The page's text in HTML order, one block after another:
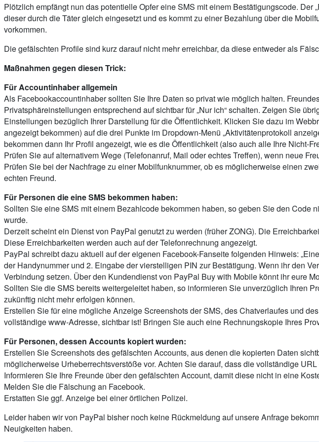
Plötzlich empfängt nun das potentielle Opfer eine SMS mit einem Bestätigungscode.
dieser durch die Täter gleich eingesetzt und es kommt zu einer Bezahlung über die
vorkommen.
Die gefälschten Profile sind kurz darauf nicht mehr erreichbar, da diese entweder als
Maßnahmen gegen diesen Trick:
Für Accountinhaber allgemein
Als Facebookaccountinhaber sollten Sie Ihre Daten so privat wie möglich halten.
Privatsphäreinstellungen entsprechend auf sichtbar für „Nur ich“ schalten. Zeigen Sie
Einstellungen bezüglich Ihrer Darstellung für die Öffentlichkeit. Klicken Sie dazu im
angezeigt bekommen) auf die drei Punkte im Dropdown-Menü „Aktivitätenprotokoll
bekommen dann Ihr Profil angezeigt, wie es die Öffentlichkeit (also auch alle Ihre Nicht-
Prüfen Sie auf alternativem Wege (Telefonanruf, Mail oder echtes Treffen), wenn neue
Prüfen Sie bei der Nachfrage zu einer Mobilfunknummer, ob es möglicherweise einen
echten Freund.
Für Personen die eine SMS bekommen haben:
Sollten Sie eine SMS mit einem Bezahlcode bekommen haben, so geben Sie den
wurde.
Derzeit scheint ein Dienst von PayPal genutzt zu werden (früher ZONG). Die
Diese Erreichbarkeiten werden auch auf der Telefonrechnung angezeigt.
PayPal schreibt dazu aktuell auf der eigenen Facebook-Fanseite folgenden Hinweis:
der Handynummer und 2. Eingabe der vierstelligen PIN zur Bestätigung. Wenn ihr den
Verbindung setzen. Über den Kundendienst von PayPal Buy with Mobile könnt ihr eure
Sollten Sie die SMS bereits weitergeleitet haben, so informieren Sie unverzüglich Ihren
zukünftig nicht mehr erfolgen können.
Erstellen Sie für eine mögliche Anzeige Screenshots der SMS, des Chatverlaufes und
vollständige www-Adresse, sichtbar ist! Bringen Sie auch eine Rechnungskopie Ihres
Für Personen, dessen Accounts kopiert wurden:
Erstellen Sie Screenshots des gefälschten Accounts, aus denen die kopierten Daten
möglicherweise Urheberrechtsverstöße vor. Achten Sie darauf, dass die vollständige
Informieren Sie Ihre Freunde über den gefälschten Account, damit diese nicht in eine
Melden Sie die Fälschung an Facebook.
Erstatten Sie ggf. Anzeige bei einer örtlichen Polizei.
Leider haben wir von PayPal bisher noch keine Rückmeldung auf unsere Anfrage
Neuigkeiten haben.